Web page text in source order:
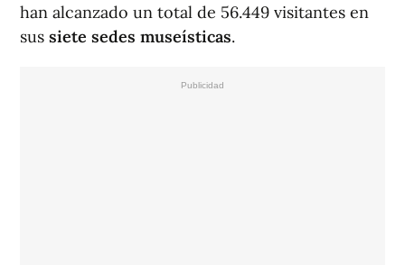
han alcanzado un total de 56.449 visitantes en
sus siete sedes museísticas.